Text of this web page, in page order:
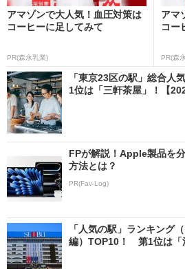
アマゾンで大人気！血圧対策は
コーヒーに足してみて
PR(森永乳業)
アマ
コー
PR(森
「東京23区の駅」総合
1位は「三軒茶屋」！【
FPが解説！Apple製品を
方法とは？
PR(Fav-Log)
「人気の駅」ランキング
編）TOP10！ 第1位は「